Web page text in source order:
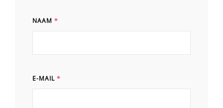
NAAM *
E-MAIL *